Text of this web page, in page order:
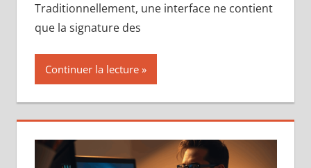
Traditionnellement, une interface ne contient
que la signature des
Continuer la lecture